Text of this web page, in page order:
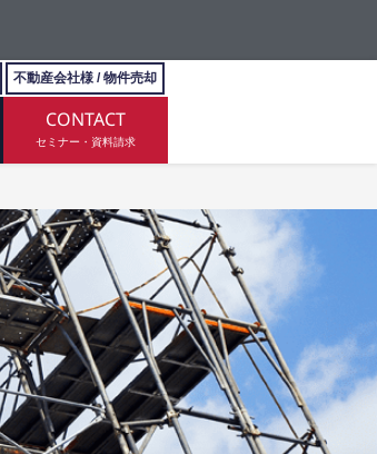
不動産会社様 / 物件売却
CONTACT
セミナー・資料請求